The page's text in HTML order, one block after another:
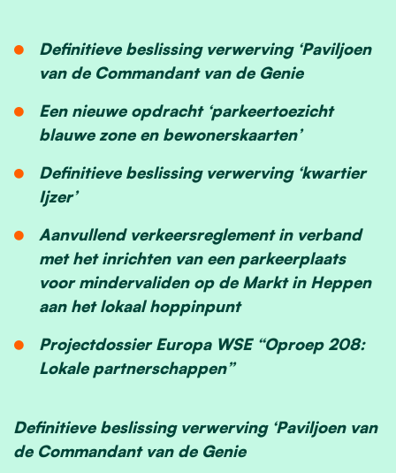
Definitieve beslissing verwerving ‘Paviljoen
van de Commandant van de Genie
Een nieuwe opdracht ‘parkeertoezicht
blauwe zone en bewonerskaarten’
Definitieve beslissing verwerving ‘kwartier
Ijzer’
Aanvullend verkeersreglement in verband
met het inrichten van een parkeerplaats
voor mindervaliden op de Markt in Heppen
aan het lokaal hoppinpunt
Projectdossier Europa WSE “Oproep 208:
Lokale partnerschappen”
Definitieve beslissing verwerving ‘Paviljoen van
de Commandant van de Genie